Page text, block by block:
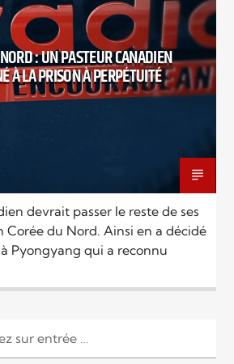
: UN PASTEUR CANADIEN
À LA PRISON À PERPÉTUITÉ
devrait passer le reste de ses
Corée du Nord. Ainsi en a décidé
Pyongyang qui a reconnu